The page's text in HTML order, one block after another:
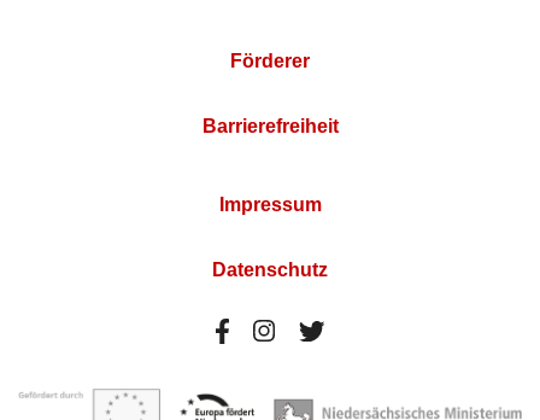
Förderer
Barrierefreiheit
Impressum
Datenschutz